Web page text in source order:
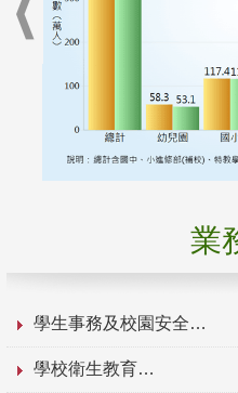
業
學生事務及校園安全
學校衛生教育